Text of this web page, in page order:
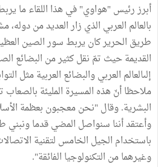
أبرز رئيس "هواوي" في هذا اللقاء ما
بالعالم العربي الذي زار العديد من
طريق الحرير كان يربط سور الصين
القديمة حيث تمّ نقل كثير من البضائع
إلىالعالم العربي والبضائع العربية مثل
ملاحظا أنّ هذه المسيرة المليئة
البشرية. وقال "نحن معجبون بعظمة
وأعتقد أننا سنواصل المضي قدما ونبني
باستخدام الجيل الخامس لتقنية
وغيرهما من التكنولوجيا الفائقة".